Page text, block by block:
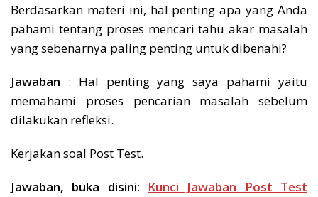
Berdasarkan materi ini, hal penting apa yang Anda
pahami tentang proses mencari tahu akar masalah
yang sebenarnya paling penting untuk dibenahi?
Jawaban : Hal penting yang saya pahami yaitu
memahami proses pencarian masalah sebelum
dilakukan refleksi.
Kerjakan soal Post Test.
Jawaban, buka disini: Kunci Jawaban Post Test